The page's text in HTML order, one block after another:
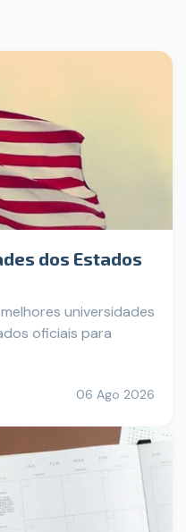
dos Estados
universidades
oficiais para
06 Ago 2026